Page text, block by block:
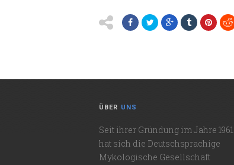
ÜBER UNS
Seit ihrer Gründung im Jahre 1961
hat sich die Deutschsprachige
Mykologische Gesellschaft